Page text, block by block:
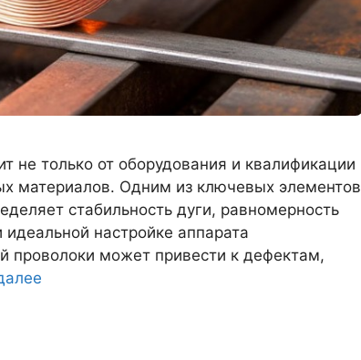
не только от оборудования и квалификации
материалов. Одним из ключевых элементов
стабильность дуги, равномерность
настройке аппарата
проволоки может привести к дефектам,